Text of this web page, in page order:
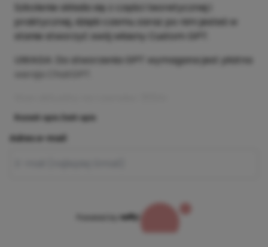
Szkolenie składa się z części teoretycznej i
praktycznej, dzięki czemu zaraz po nim jesteś w
stanie stworzyć swój własny Custom GPT.
UWAGA: Do stworzenia GPT wymagana jest płatna
Rozwiń opis Zwiń opis
Adres e-mail